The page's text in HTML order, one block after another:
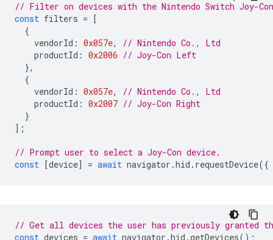
// Filter on devices with the Nintendo Switch Joy-Con
const filters = [
{
vendorId : 0x057e,
// Nintendo Co., Ltd
productId : 0x2006 // Joy-Con Left
},
{
vendorId : 0x057e,
// Nintendo Co., Ltd
productId : 0x2007 // Joy-Con Right
}
];
// Prompt user to select a Joy-Con device.
const [device] = await navigator .hid . requestDevice({
// Get all devices the user has previously granted
const devices = await navigator .hid .getDevices();